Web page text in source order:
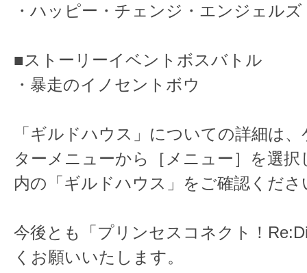
・ハッピー・チェンジ・エンジェルズ
■ストーリーイベントボスバトル
・暴走のイノセントボウ
「ギルドハウス」についての詳細は
ターメニューから［メニュー］を選択
内の「ギルドハウス」をご確認くださ
今後とも「プリンセスコネクト！
くお願いいたします。